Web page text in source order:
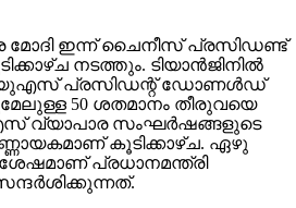
മോദി ഇന്ന് ചൈനീസ് പ്രസിഡണ്ട്
നടത്തും. ടിയാൻജിനിൽ
യുഎസ് പ്രസിഡന്റ് ഡോണൾഡ്
50 ശതമാനം തീരുവയെ
വ്യാപാര സംഘർഷങ്ങളുടെ
കൂടിക്കാഴ്ച. ഏഴു
പ്രധാനമന്ത്രി